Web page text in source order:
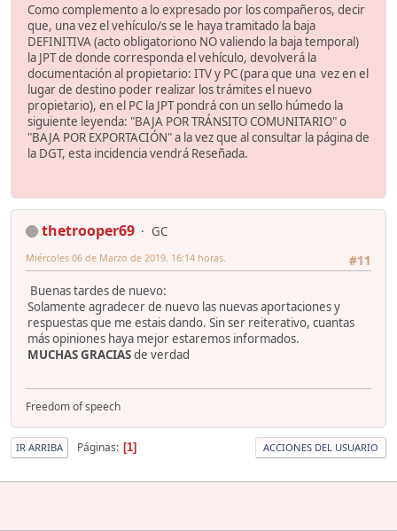
Como complemento a lo expresado por los compañeros, decir
que, una vez el vehículo/s se le haya tramitado la baja
DEFINITIVA (acto obligatoriono NO valiendo la baja temporal)
la JPT de donde corresponda el vehículo, devolverá la
documentación al propietario: ITV y PC (para que una vez en el
lugar de destino poder realizar los trámites el nuevo
propietario), en el PC la JPT pondrá con un sello húmedo la
siguiente leyenda: "BAJA POR TRÁNSITO COMUNITARIO" o
"BAJA POR EXPORTACIÓN" a la vez que al consultar la página de
la DGT, esta incidencia vendrá Reseñada.
thetrooper69
GC
#11
Miércoles 06 de Marzo de 2019. 16:14 horas.
Buenas tardes de nuevo:
Solamente agradecer de nuevo las nuevas aportaciones y
respuestas que me estais dando. Sin ser reiterativo, cuantas
más opiniones haya mejor estaremos informados.
MUCHAS GRACIASde verdad
Freedom of speech
IR ARRIBA Páginas 1 ACCIONES DEL USUARIO